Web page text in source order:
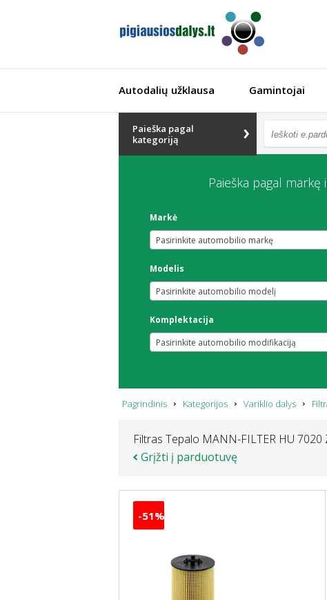
Autodalių užklausa Gamintojai
Paieška pagal
kategoriją
Paieška pagal
Markė
Pasirinkite automobilio markę
Modelis
Pasirinkite automobilio modelį
Komplektacija
Pasirinkite automobilio modifikaciją
Pagrindinis Kategorijos Variklio dalys
Filtras Tepalo MANN-FILTER HU 7020
Grįžti į parduotuvę
-51%